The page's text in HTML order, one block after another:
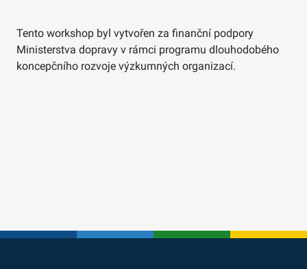
Tento workshop byl vytvořen za finanční podpory
Ministerstva dopravy v rámci programu dlouhodobého
koncepčního rozvoje výzkumných organizací.